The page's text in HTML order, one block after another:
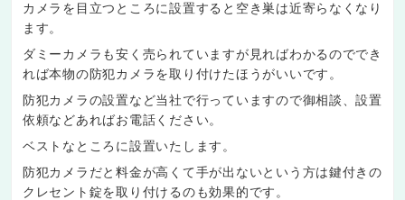
カメラを目立つところに設置すると空き巣は近寄らなくなり
ます。
ダミーカメラも安く売られていますが見ればわかるのででき
れば本物の防犯カメラを取り付けたほうがいいです。
防犯カメラの設置など当社で行っていますので御相談、設置
依頼などあればお電話ください。
ベストなところに設置いたします。
防犯カメラだと料金が高くて手が出ないという方は鍵付きの
クレセント錠を取り付けるのも効果的です。